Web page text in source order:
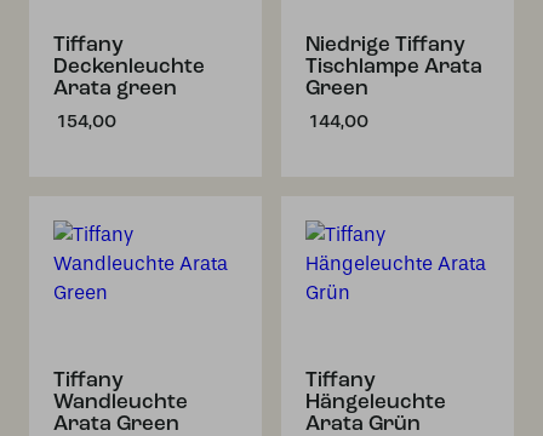
Tiffany
Deckenleuchte
Arata green
154,00
Niedrige Tiffany
Tischlampe Arata
Green
144,00
Tiffany
Wandleuchte
Arata Green
Tiffany
Hängeleuchte
Arata Grün